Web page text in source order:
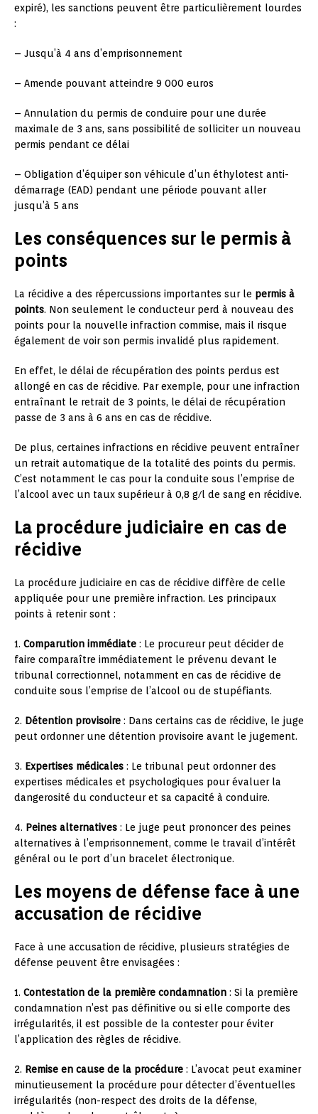
expiré), les sanctions peuvent être particulièrement lourdes
:
– Jusqu’à 4 ans d’emprisonnement
– Amende pouvant atteindre 9 000 euros
– Annulation du permis de conduire pour une durée
maximale de 3 ans, sans possibilité de solliciter un nouveau
permis pendant ce délai
– Obligation d’équiper son véhicule d’un éthylotest anti-
démarrage (EAD) pendant une période pouvant aller
jusqu’à 5 ans
Les conséquences sur le permis à
points
La récidive a des répercussions importantes sur le permis à
points. Non seulement le conducteur perd à nouveau des
points pour la nouvelle infraction commise, mais il risque
également de voir son permis invalidé plus rapidement.
En effet, le délai de récupération des points perdus est
allongé en cas de récidive. Par exemple, pour une infraction
entraînant le retrait de 3 points, le délai de récupération
passe de 3 ans à 6 ans en cas de récidive.
De plus, certaines infractions en récidive peuvent entraîner
un retrait automatique de la totalité des points du permis.
C’est notamment le cas pour la conduite sous l’emprise de
l’alcool avec un taux supérieur à 0,8 g/l de sang en récidive.
La procédure judiciaire en cas de
récidive
La procédure judiciaire en cas de récidive diffère de celle
appliquée pour une première infraction. Les principaux
points à retenir sont :
1. Comparution immédiate : Le procureur peut décider de
faire comparaître immédiatement le prévenu devant le
tribunal correctionnel, notamment en cas de récidive de
conduite sous l’emprise de l’alcool ou de stupéfiants.
2. Détention provisoire : Dans certains cas de récidive, le juge
peut ordonner une détention provisoire avant le jugement.
3. Expertises médicales : Le tribunal peut ordonner des
expertises médicales et psychologiques pour évaluer la
dangerosité du conducteur et sa capacité à conduire.
4. Peines alternatives : Le juge peut prononcer des peines
alternatives à l’emprisonnement, comme le travail d’intérêt
général ou le port d’un bracelet électronique.
Les moyens de défense face à une
accusation de récidive
Face à une accusation de récidive, plusieurs stratégies de
défense peuvent être envisagées :
1. Contestation de la première condamnation : Si la première
condamnation n’est pas définitive ou si elle comporte des
irrégularités, il est possible de la contester pour éviter
l’application des règles de récidive.
2. Remise en cause de la procédure : L’avocat peut examiner
minutieusement la procédure pour détecter d’éventuelles
irrégularités (non-respect des droits de la défense,